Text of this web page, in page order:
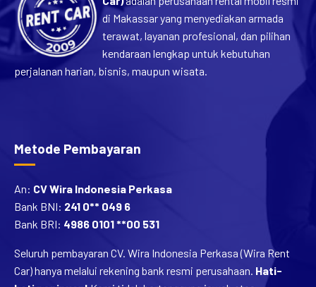
di Makassar yang menyediakan armada
terawat, layanan profesional, dan pilihan
kendaraan lengkap untuk kebutuhan
perjalanan harian, bisnis, maupun wisata.
Metode Pembayaran
An: CV Wira Indonesia Perkasa
Bank BNI: 241 0** 049 6
Bank BRI: 4986 0101 **00 531
Seluruh pembayaran CV. Wira Indonesia Perkasa (Wira Rent
Car) hanya melalui rekening bank resmi perusahaan. Hati-